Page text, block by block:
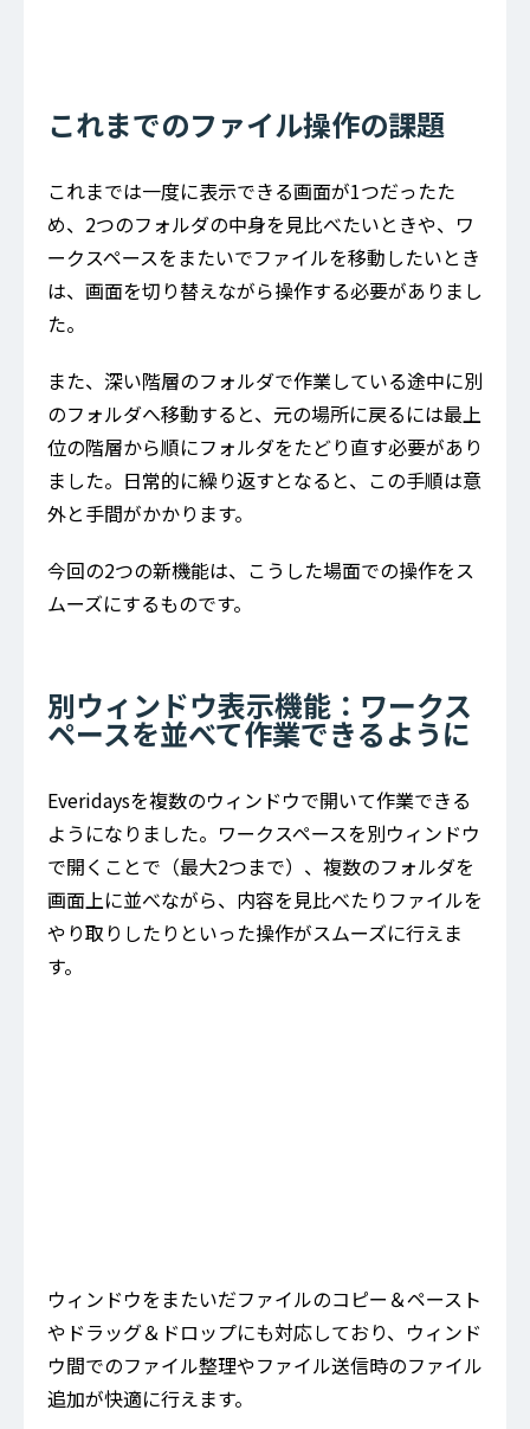
これまでのファイル操作の課題
これまでは一度に表示できる画面が1つだったた
め、2つのフォルダの中身を見比べたいときや、ワ
ークスペースをまたいでファイルを移動したいとき
は、画面を切り替えながら操作する必要がありまし
た。
また、深い階層のフォルダで作業している途中に別
のフォルダへ移動すると、元の場所に戻るには最上
位の階層から順にフォルダをたどり直す必要があり
ました。日常的に繰り返すとなると、この手順は意
外と手間がかかります。
今回の2つの新機能は、こうした場面での操作をス
ムーズにするものです。
別ウィンドウ表示機能：ワークス
ペースを並べて作業できるように
Everidaysを複数のウィンドウで開いて作業できる
ようになりました。ワークスペースを別ウィンドウ
で開くことで（最大2つまで）、複数のフォルダを
画面上に並べながら、内容を見比べたりファイルを
やり取りしたりといった操作がスムーズに行えま
す。
ウィンドウをまたいだファイルのコピー＆ペースト
やドラッグ＆ドロップにも対応しており、ウィンド
ウ間でのファイル整理やファイル送信時のファイル
追加が快適に行えます。